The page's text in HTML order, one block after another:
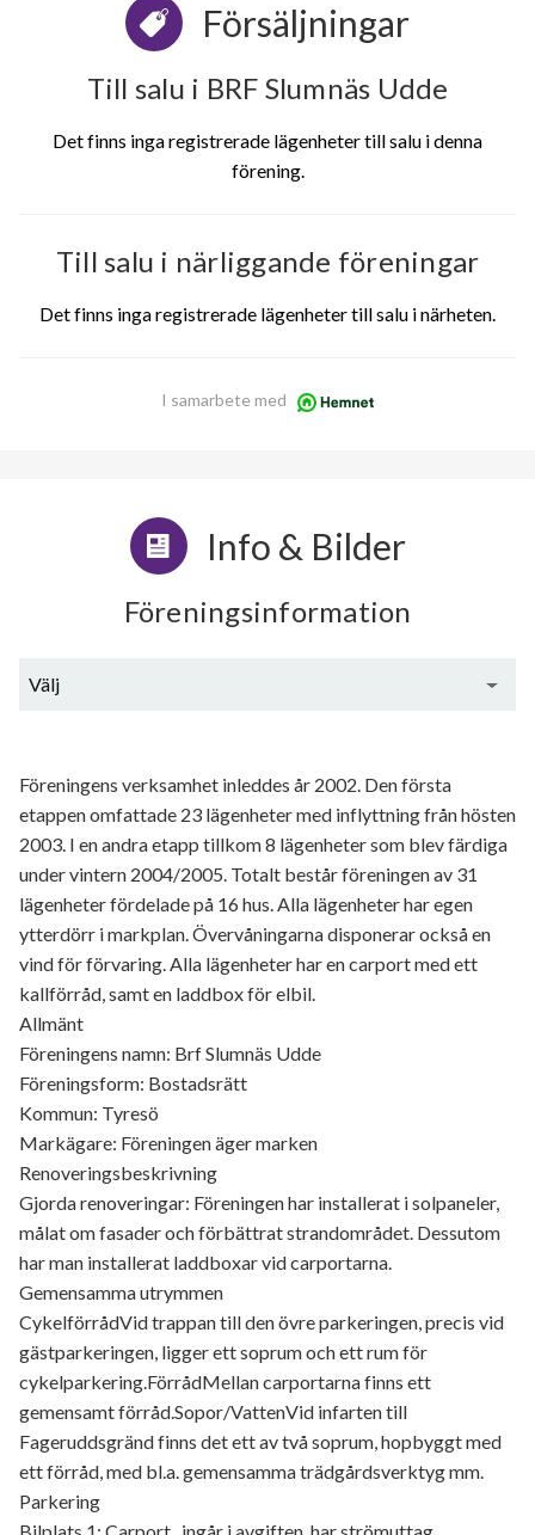
Försäljningar
Till salu i BRF Slumnäs Udde
Det finns inga registrerade lägenheter till salu i denna
förening.
Till salu i närliggande föreningar
Det finns inga registrerade lägenheter till salu i närheten.
I samarbete med
Info & Bilder
Föreningsinformation
Välj
Föreningens verksamhet inleddes år 2002. Den första
etappen omfattade 23 lägenheter med inflyttning från hösten
2003. I en andra etapp tillkom 8 lägenheter som blev färdiga
under vintern 2004/2005. Totalt består föreningen av 31
lägenheter fördelade på 16 hus. Alla lägenheter har egen
ytterdörr i markplan. Övervåningarna disponerar också en
vind för förvaring. Alla lägenheter har en carport med ett
kallförråd, samt en laddbox för elbil.
Allmänt
Föreningens namn: Brf Slumnäs Udde
Föreningsform: Bostadsrätt
Kommun: Tyresö
Markägare: Föreningen äger marken
Renoveringsbeskrivning
Gjorda renoveringar: Föreningen har installerat i solpaneler,
målat om fasader och förbättrat strandområdet. Dessutom
har man installerat laddboxar vid carportarna.
Gemensamma utrymmen
CykelförrådVid trappan till den övre parkeringen, precis vid
gästparkeringen, ligger ett soprum och ett rum för
cykelparkering.FörrådMellan carportarna finns ett
gemensamt förråd.Sopor/VattenVid infarten till
Fageruddsgränd finns det ett av två soprum, hopbyggt med
ett förråd, med bl.a. gemensamma trädgårdsverktyg mm.
Parkering